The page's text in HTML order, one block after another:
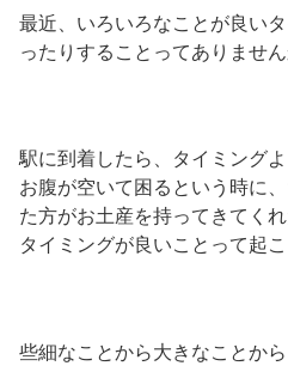
最近、いろいろなことが良い
ったりすることってありません
駅に到着したら、タイミング
お腹が空いて困るという時に
た方がお土産を持ってきてく
タイミングが良いことって起こ
些細なことから大きなことか